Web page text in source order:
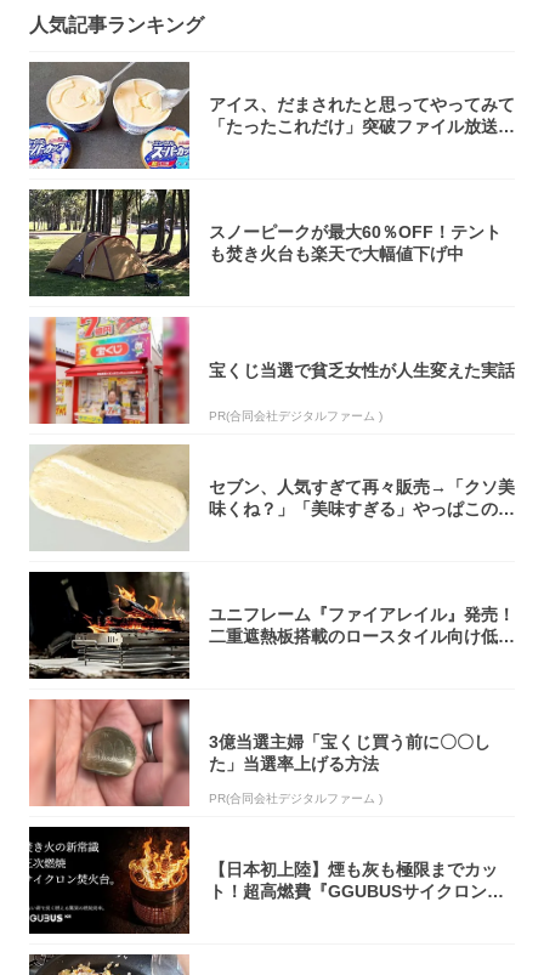
人気記事ランキング
アイス、だまされたと思ってやってみて
「たったこれだけ」突破ファイル放送で
スノーピークが最大60％OFF！テント
も焚き火台も楽天で大幅値下げ中
宝くじ当選で貧乏女性が人生変えた実話
PR(合同会社デジタルファーム )
セブン、人気すぎて再々販売→「クソ美
味くね？」「美味すぎる」やっぱこのク
ユニフレーム『ファイアレイル』発売！
二重遮熱板搭載のロースタイル向け低型
3億当選主婦「宝くじ買う前に〇〇し
た」当選率上げる方法
PR(合同会社デジタルファーム )
【日本初上陸】煙も灰も極限までカッ
ト！超高燃費『GGUBUSサイクロン焚